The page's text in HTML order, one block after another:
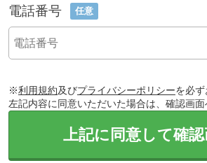
電話番号 任意
※利用規約及びプライバシーポリシーを必ず
左記内容に同意いただいた場合は、確認画面
上記に同意して確